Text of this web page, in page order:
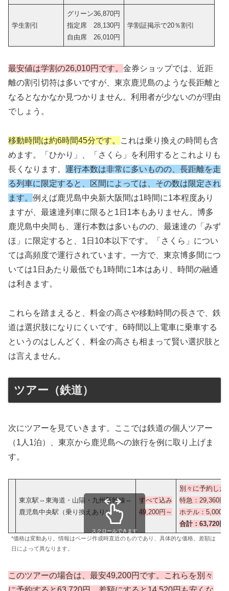
学生割引
グリーン36,870円
指定席 28,130円
自由席 26,010円
学割証掲示で20％割引
最安値は学割の26,010円です。 金券ショップでは、近距
離の割引切符は多いですが、東京鹿児島のような長距離と
なるとなかなか見つかりません。利用者が少ないのが理由
でしょう。
移動時間は約6時間45分です。
これは乗り換えの時間も含
めます。「ひかり」、「さくら」を利用するとこれよりも
長くなります。 運行本数は非常に多いものの、長距離を走
る列車に限定すると、区間によっては、その数は限定され
ます。 例えば鹿児島中央新大阪間は1時間に1本程度あり
ますが、最速達列車に限ると1日1本もありません。博多
鹿児島中央間も、運行本数は多いものの、最速達の「みず
ほ」に限定すると、1日10本以下です。「さくら」につい
ては高頻度で運行されています。一方で、東京博多間につ
いては1日あたり最低でも1時間に1本はあり、時間の融通
は利きます。
これらを踏まえると、料金の高さや移動時間の長さで、鉄
道は選択肢になりにくいです。6時間以上電車に乗車する
というのはしんどく、料金の高さも相まって賢い選択肢と
は言えません。
ツアー（鉄道）
次にツアーを見ていきます。ここでは鉄道の個人ツアー
（1人1泊）、東京から鹿児島への旅行を例に取り上げま
す。
東京駅⇔東海道・山陽・九州新幹線⇔
鹿児島中央駅（乗り換えあり）
すべて込み
49,200円 ～
別々に予約した
特急：29,360円
ホテル：5,000
合計：63,720円
スクロールできます
*価格は変動あり。情報はページ作成時直近のものであり、具体的な価格、差額は
日によって異なります。
このツアーの場合は、最安49,200円です。これらを別々